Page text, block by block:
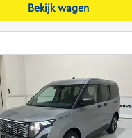
Bekijk wagen